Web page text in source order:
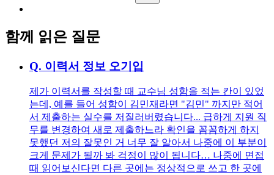
함께 읽은 질문
Q. 이력서 정보 오기입
제가 이력서를 작성할 때 교수님 성함을 적는 칸이 있었
는데, 예를 들어 성함이 김민재라면 "김민" 까지만 적어
서 제출하는 실수를 저질러버렸습니다... 급하게 지원 직
무를 변경하여 새로 제출하느라 확인을 꼼꼼하게 하지
못했던 저의 잘못인 거 너무 잘 알아서 나중에 이 부분이
크게 문제가 될까 봐 걱정이 많이 됩니다… 나중에 면접
때 읽어보신다면 다른 곳에는 정상적으로 쓰고 한 곳에